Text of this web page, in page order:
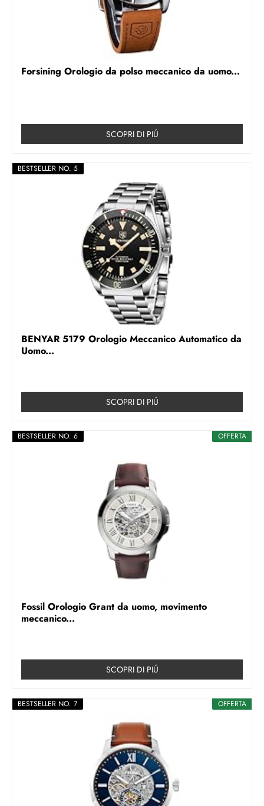
Forsining Orologio da polso meccanico da uomo...
SCOPRI DI PIÚ
BESTSELLER NO. 5
BENYAR 5179 Orologio Meccanico Automatico da
Uomo...
SCOPRI DI PIÚ
OFFERTA
BESTSELLER NO. 6
Fossil Orologio Grant da uomo, movimento
meccanico...
SCOPRI DI PIÚ
OFFERTA
BESTSELLER NO. 7